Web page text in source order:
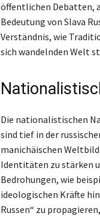
öffentlichen Debatten,
Bedeutung von Slava
Verständnis, wie
sich wandelnden Welt
Die nationalistischen
sind tief in der
manichäischen
Identitäten zu stärken
Bedrohungen, wie
ideologischen Kräfte
Russen“ zu